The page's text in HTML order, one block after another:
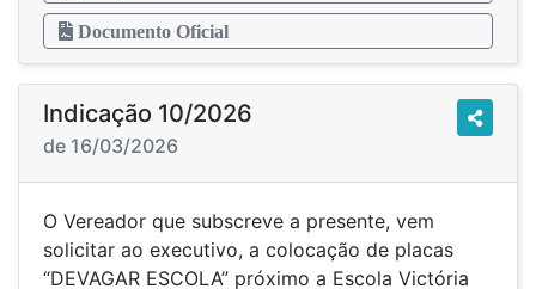
Documento Oficial
Indicação 10/2026
de 16/03/2026
O Vereador que subscreve a presente, vem
solicitar ao executivo, a colocação de placas
“DEVAGAR ESCOLA” próximo a Escola Victória